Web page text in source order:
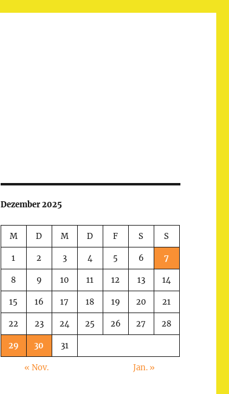
Dezember 2025
M D M D F S S
1 2 3 4 5 6 7
8 9 10 11 12 13 14
15 16 17 18 19 20 21
22 23 24 25 26 27 28
29 30 31
« Nov. Jan. »